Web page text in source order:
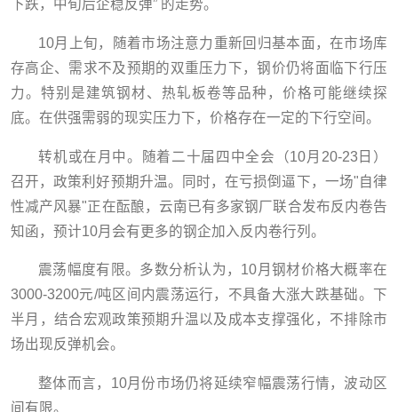
下跌，中旬后企稳反弹” 的走势。
10月上旬，随着市场注意力重新回归基本面，在市场库
存高企、需求不及预期的双重压力下，钢价仍将面临下行压
力。特别是建筑钢材、热轧板卷等品种，价格可能继续探
底。在供强需弱的现实压力下，价格存在一定的下行空间。
转机或在月中。随着二十届四中全会（10月20-23日）
召开，政策利好预期升温。同时，在亏损倒逼下，一场"自律
性减产风暴"正在酝酿，云南已有多家钢厂联合发布反内卷告
知函，预计10月会有更多的钢企加入反内卷行列。
震荡幅度有限。多数分析认为，10月钢材价格大概率在
3000-3200元/吨区间内震荡运行，不具备大涨大跌基础。下
半月，结合宏观政策预期升温以及成本支撑强化，不排除市
场出现反弹机会。
整体而言，10月份市场仍将延续窄幅震荡行情，波动区
间有限。